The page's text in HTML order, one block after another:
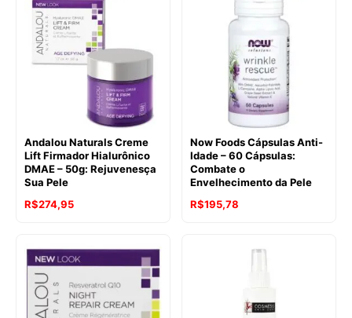
Andalou Naturals Creme
Lift Firmador Hialurônico
DMAE – 50g: Rejuvenesça
Sua Pele
R$274,95
Now Foods Cápsulas Anti-
Idade – 60 Cápsulas:
Combate o
Envelhecimento da Pele
R$195,78